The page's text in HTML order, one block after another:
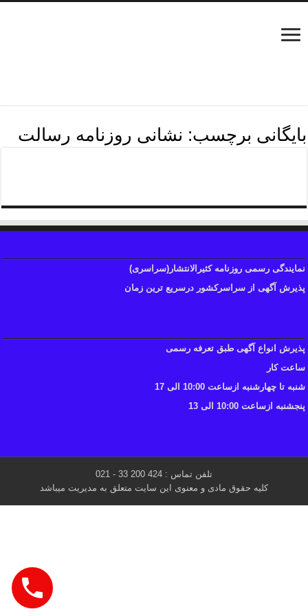
بایگانی برچسب: نشانی روزنامه رسالت
نمایندگی رسمی روزنامه کثیرالانتشار(سراسری)
پذیرش آگهی از سراسرکشور درسریع ترین زمان
پذیرش انواع آگهی طبق تعرفه رسمی
ساعت کار
شنبه تا چهارشنبه ازساعت 10:00 الی 17
پنجشنبه ازساعت 10:00 الی 13
تلفن تماس : 424 200 33 - 021
کلیه حقوق مادی و معنوی این سایت متعلق به مدیریت میباشد